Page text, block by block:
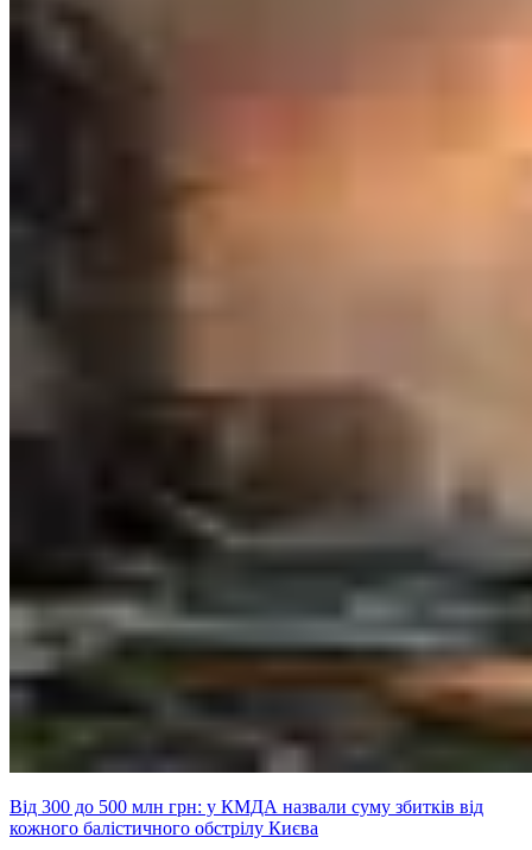
Від 300 до 500 млн грн: у КМДА назвали суму збитків від
кожного балістичного обстрілу Києва